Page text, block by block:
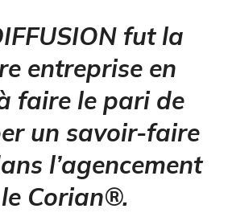
fut la
entreprise en
faire le pari de
un savoir-faire
l’agencement
Corian®.